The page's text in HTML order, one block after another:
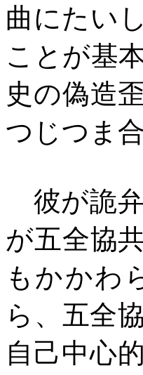
曲にたい
ことが基
史の偽造
つじつま
彼が詭
が五全協
もかかわ
ら、五全
自己中心